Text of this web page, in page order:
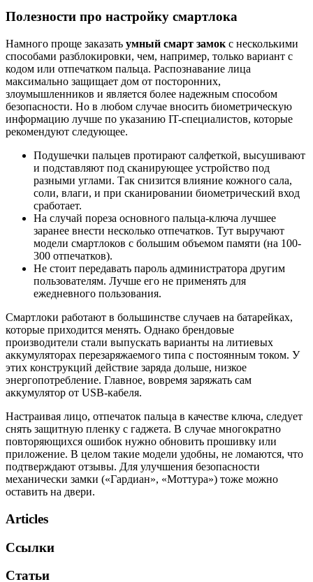
Полезности про настройку смартлока
Намного проще заказать умный смарт замок с несколькими
способами разблокировки, чем, например, только вариант с
кодом или отпечатком пальца. Распознавание лица
максимально защищает дом от посторонних,
злоумышленников и является более надежным способом
безопасности. Но в любом случае вносить биометрическую
информацию лучше по указанию IT-специалистов, которые
рекомендуют следующее.
Подушечки пальцев протирают салфеткой, высушивают
и подставляют под сканирующее устройство под
разными углами. Так снизится влияние кожного сала,
соли, влаги, и при сканировании биометрический вход
сработает.
На случай пореза основного пальца-ключа лучшее
заранее внести несколько отпечатков. Тут выручают
модели смартлоков с большим объемом памяти (на 100-
300 отпечатков).
Не стоит передавать пароль администратора другим
пользователям. Лучше его не применять для
ежедневного пользования.
Смартлоки работают в большинстве случаев на батарейках,
которые приходится менять. Однако брендовые
производители стали выпускать варианты на литиевых
аккумуляторах перезаряжаемого типа с постоянным током. У
этих конструкций действие заряда дольше, низкое
энергопотребление. Главное, вовремя заряжать сам
аккумулятор от USB-кабеля.
Настраивая лицо, отпечаток пальца в качестве ключа, следует
снять защитную пленку с гаджета. В случае многократно
повторяющихся ошибок нужно обновить прошивку или
приложение. В целом такие модели удобны, не ломаются, что
подтверждают отзывы. Для улучшения безопасности
механически замки («Гардиан», «Моттура») тоже можно
оставить на двери.
Articles
Ссылки
Статьи